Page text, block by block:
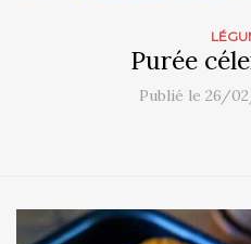
Purée
Publié le 26/